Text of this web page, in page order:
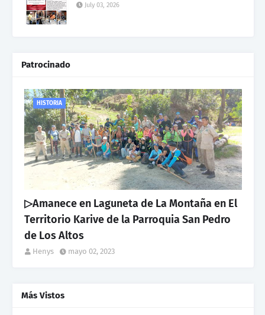
July 03, 2026
Patrocinado
HISTORIA
▷Amanece en Laguneta de La Montaña en El
Territorio Karive de la Parroquia San Pedro
de Los Altos
Henys mayo 02, 2023
Más Vistos